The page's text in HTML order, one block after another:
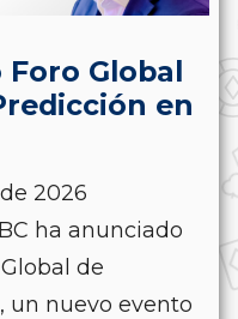
Foro Global
en
2026
ha anunciado
de
un nuevo evento